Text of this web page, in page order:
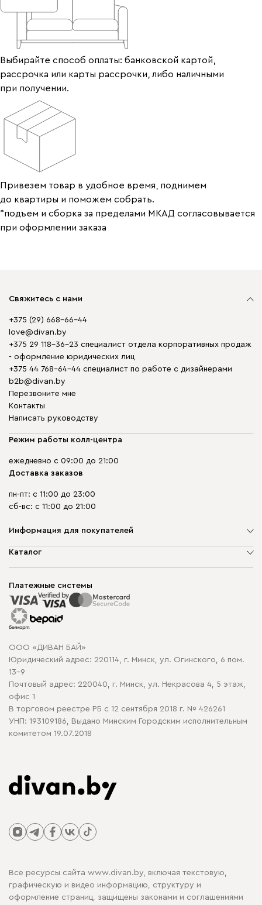
Выбирайте способ оплаты: банковской картой,
рассрочка или карты рассрочки, либо наличными
при получении.
Привезем товар в удобное время, поднимем
до квартиры и поможем собрать.
*подъем и сборка за пределами МКАД согласовывается
при оформлении заказа
Свяжитесь с нами
+375 (29) 668-66-44
love@divan.by
+375 29 118-36-23 специалист отдела корпоративных продаж
- оформление юридических лиц
+375 44 768-64-44 специалист по работе с дизайнерами
b2b@divan.by
Перезвоните мне
Контакты
Написать руководству
Режим работы колл-центра
ежедневно с 09:00 до 21:00
Доставка заказов
пн-пт: с 11:00 до 23:00
сб-вс: с 11:00 до 21:00
Информация для покупателей
О компании
Способы оплаты
Рассрочка и кредит
Гарантия
Карта сайта
Политика конфиденциальности
Политика в отношении обработки cookie
Каталог
Корпусная мебель
Распродажа мебели
Платежные системы
ООО «ДИВАН БАЙ»
Юридический адрес: 220114, г. Минск, ул. Огинского, 6 пом.
13-9
Почтовый адрес: 220040, г. Минск, ул. Некрасова 4, 5 этаж,
офис 1
В торговом реестре РБ с 12 сентября 2018 г. № 426261
УНП: 193109186, Выдано Минским Городским исполнительным
комитетом 19.07.2018
Все ресурсы сайта www.divan.by, включая текстовую,
графическую и видео информацию, структуру и
оформление страниц, защищены законами и соглашениями